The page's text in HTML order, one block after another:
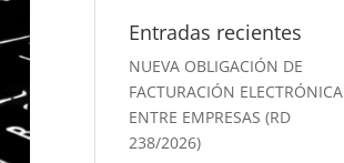
Entradas recientes
NUEVA OBLIGACIÓN DE
FACTURACIÓN ELECTRÓNICA
ENTRE EMPRESAS (RD
238/2026)